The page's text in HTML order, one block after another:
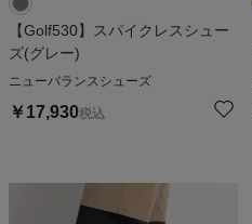
【Golf530】スパイクレスシュー
ズ(グレー)
ニューバランスシューズ
￥ 17,930税込